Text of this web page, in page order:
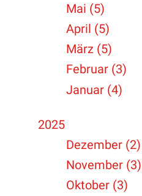
Mai (5)
April (5)
März (5)
Februar (3)
Januar (4)
2025
Dezember (2)
November (3)
Oktober (3)